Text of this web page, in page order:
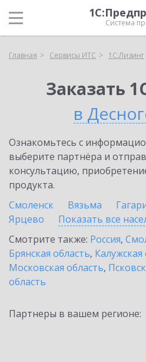
Система
Главная Сервисы ИТС 1С:Лизинг
Заказать
в
Ознакомьтесь с
выберите партнёра и
консультацию,
продукта.
Смоленск
Вязьма
Ярцево
Показать все
Смотрите также: Россия,
Брянская область, Калужская
Московская область,
область
Партнеры в вашем регионе: